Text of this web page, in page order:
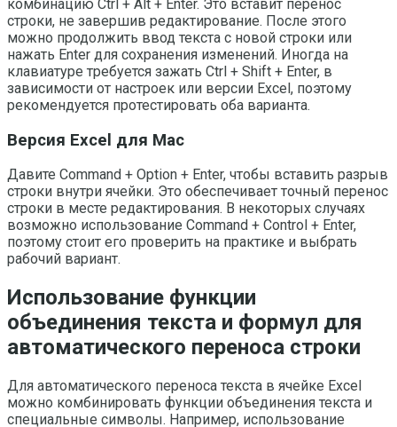
комбинацию Ctrl + Alt + Enter. Это вставит перенос
строки, не завершив редактирование. После этого
можно продолжить ввод текста с новой строки или
нажать Enter для сохранения изменений. Иногда на
клавиатуре требуется зажать Ctrl + Shift + Enter, в
зависимости от настроек или версии Excel, поэтому
рекомендуется протестировать оба варианта.
Версия Excel для Mac
Давите Command + Option + Enter, чтобы вставить разрыв
строки внутри ячейки. Это обеспечивает точный перенос
строки в месте редактирования. В некоторых случаях
возможно использование Command + Control + Enter,
поэтому стоит его проверить на практике и выбрать
рабочий вариант.
Использование функции
объединения текста и формул для
автоматического переноса строки
Для автоматического переноса текста в ячейке Excel
можно комбинировать функции объединения текста и
специальные символы. Например, использование